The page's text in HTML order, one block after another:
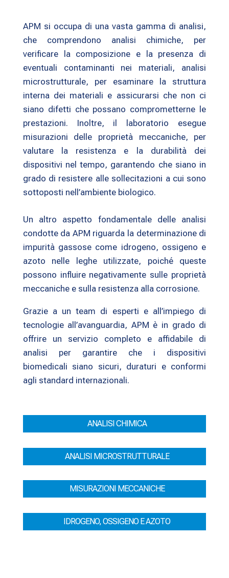
APM si occupa di una vasta gamma di analisi,
che comprendono analisi chimiche, per
verificare la composizione e la presenza di
eventuali contaminanti nei materiali, analisi
microstrutturale, per esaminare la struttura
interna dei materiali e assicurarsi che non ci
siano difetti che possano comprometterne le
prestazioni. Inoltre, il laboratorio esegue
misurazioni delle proprietà meccaniche, per
valutare la resistenza e la durabilità dei
dispositivi nel tempo, garantendo che siano in
grado di resistere alle sollecitazioni a cui sono
sottoposti nell’ambiente biologico.
Un altro aspetto fondamentale delle analisi
condotte da APM riguarda la determinazione di
impurità gassose come idrogeno, ossigeno e
azoto nelle leghe utilizzate, poiché queste
possono influire negativamente sulle proprietà
meccaniche e sulla resistenza alla corrosione.
Grazie a un team di esperti e all’impiego di
tecnologie all’avanguardia, APM è in grado di
offrire un servizio completo e affidabile di
analisi per garantire che i dispositivi
biomedicali siano sicuri, duraturi e conformi
agli standard internazionali.
ANALISI CHIMICA
ANALISI MICROSTRUTTURALE
MISURAZIONI MECCANICHE
IDROGENO, OSSIGENO E AZOTO